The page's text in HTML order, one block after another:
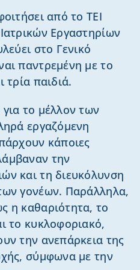
από το ΤΕΙ
Εργαστηρίων
στο Γενικό
παντρεμένη με το
τρία παιδιά.
το μέλλον των
εργαζόμενη
κάποιες
την
και τη διευκόλυνση
γονέων. Παράλληλα,
η καθαριότητα, το
το κυκλοφοριακό,
την ανεπάρκεια της
σύμφωνα με την